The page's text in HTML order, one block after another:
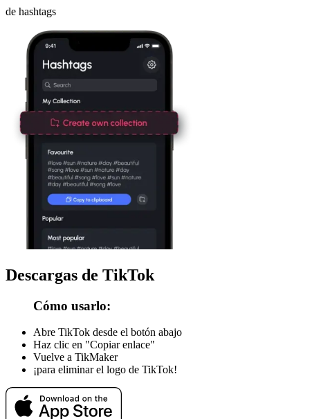
de hashtags
Descargas de TikTok
Cómo usarlo:
Abre TikTok desde el botón abajo
Haz clic en "Copiar enlace"
Vuelve a TikMaker
¡para eliminar el logo de TikTok!